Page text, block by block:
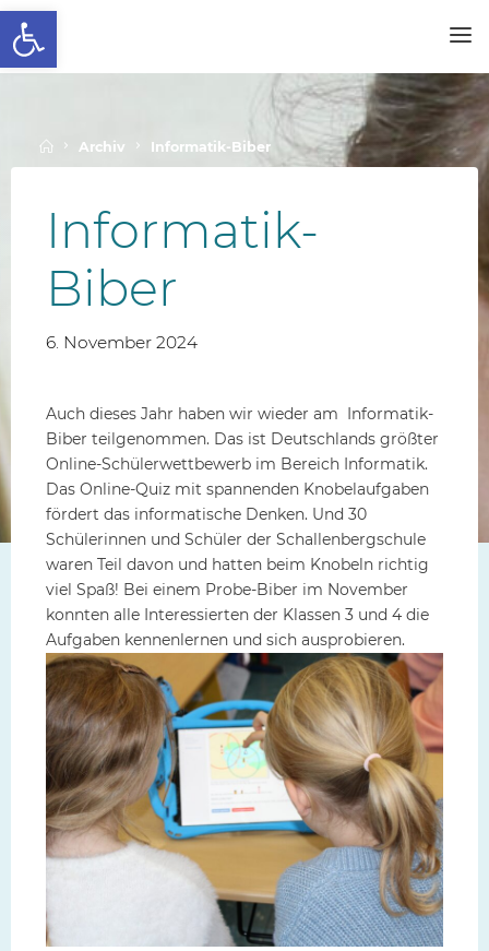
Werkzeugleiste öffnen
Skip
to
content
SCHALLENBERGSCHULE
Home
Archiv Informatik-Biber
Informatik-
Biber
6. November 2024
Auch dieses Jahr haben wir wieder am Informatik-
Biber teilgenommen. Das ist Deutschlands größter
Online-Schülerwettbewerb im Bereich Informatik.
Das Online-Quiz mit spannenden Knobelaufgaben
fördert das informatische Denken. Und 30
Schülerinnen und Schüler der Schallenbergschule
waren Teil davon und hatten beim Knobeln richtig
viel Spaß! Bei einem Probe-Biber im November
konnten alle Interessierten der Klassen 3 und 4 die
Aufgaben kennenlernen und sich ausprobieren.